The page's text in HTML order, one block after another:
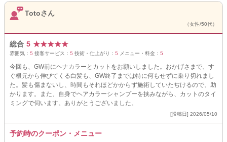
Totoさん
（女性/50代）
総合 5 ★★★★★
雰囲気： 5 接客サービス： 5 技術・仕上がり： 5 メニュー・料金： 5
今回も、GW前にヘナカラーとカットをお願いしました。おかげさまで、す
ぐ根元から伸びてくる白髪も、GW終了までは特に何もせずに乗り切れまし
た。髪も傷まないし、時間もそれほどかからず施術していたぢけるので、助
かります。また、自身でヘアカラーシャンプーを挟みながら、カットのタイ
ミングで伺います。ありがとうございました。
[投稿日] 2026/05/10
予約時のクーポン・メニュー